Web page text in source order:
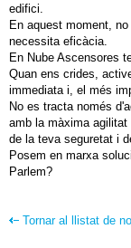
edifici.
En aquest moment,
necessita eficàcia.
En Nube Ascensores
Quan ens crides,
immediata i, el més
No es tracta només
amb la màxima
de la teva seguretat i
Posem en marxa
Parlem?
Tornar al llistat de